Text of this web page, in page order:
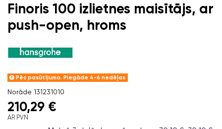
Finoris 100 izlietnes maisītājs, ar
push-open, hroms
Pēc pasūtījuma. Piegāde 4-6 nedēļas
Norāde 131231010
210,29 €
AR PVN